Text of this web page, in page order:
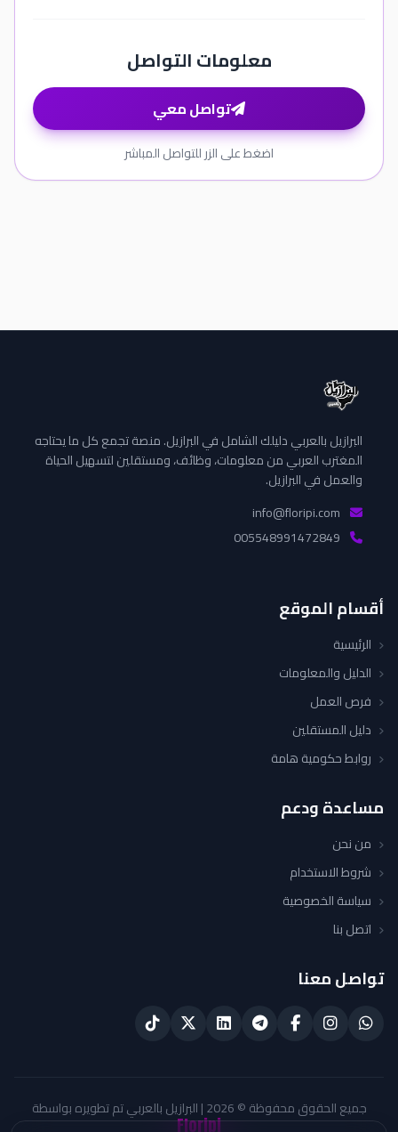
معلومات التواصل
تواصل معي
اضغط على الزر للتواصل المباشر
البرازيل بالعربي دليلك الشامل في البرازيل. منصة تجمع كل ما يحتاجه
المغترب العربي من معلومات، وظائف، ومستقلين لتسهيل الحياة
والعمل في البرازيل.
أقسام الموقع
الرئيسية
الدليل والمعلومات
فرص العمل
دليل المستقلين
روابط حكومية هامة
مساعدة ودعم
من نحن
شروط الاستخدام
سياسة الخصوصية
اتصل بنا
تواصل معنا
جميع الحقوق محفوظة © 2026 | البرازيل بالعربي تم تطويره بواسطة
Floripi